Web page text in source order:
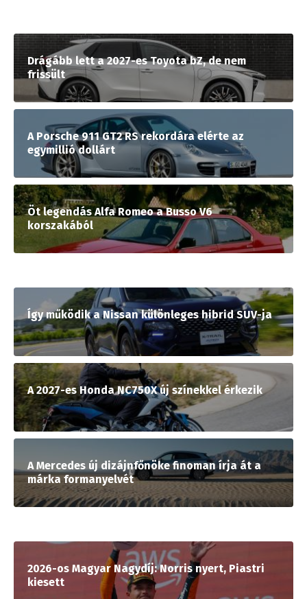
Drágább lett a 2027-es Toyota bZ, de nem
frissült
A Porsche 911 GT2 RS rekordára elérte az
egymillió dollárt
Öt legendás Alfa Romeo a Busso V6
korszakából
Így működik a Nissan különleges hibrid SUV-ja
A 2027-es Honda NC750X új színekkel érkezik
A Mercedes új dizájnfőnöke finoman írja át a
márka formanyelvét
2026-os Magyar Nagydíj: Norris nyert, Piastri
kiesett